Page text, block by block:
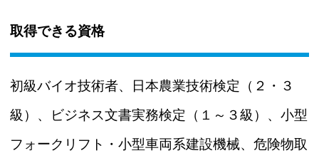
取得できる資格
初級バイオ技術者、日本農業技術検定（２・３
級）、ビジネス文書実務検定（１～３級）、小型
フォークリフト・小型車両系建設機械、危険物取